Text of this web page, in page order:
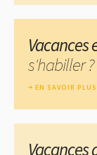
Vacances
s'habiller ?
EN SAVOIR PLUS
Vacances